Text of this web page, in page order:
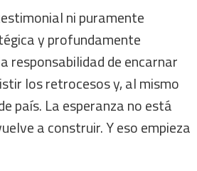
ni puramente
y profundamente
responsabilidad de encarnar
los retrocesos y, al mismo
país. La esperanza no está
a construir. Y eso empieza